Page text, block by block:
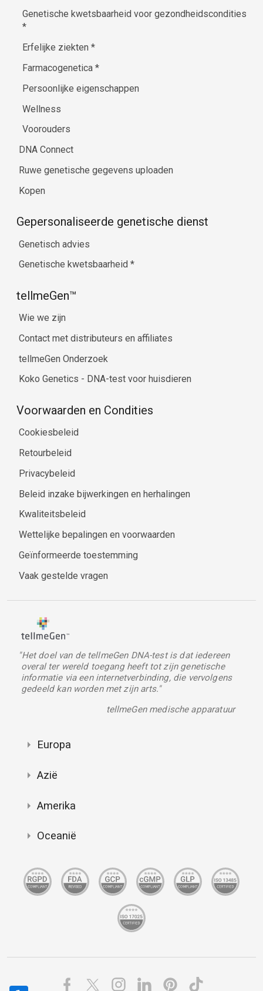
Genetische kwetsbaarheid voor gezondheidscondities
*
Erfelijke ziekten*
Farmacogenetica*
Persoonlijke eigenschappen
Wellness
Voorouders
DNA Connect
Ruwe genetische gegevens uploaden
Kopen
Gepersonaliseerde genetische dienst
Genetisch advies
Genetische kwetsbaarheid *
tellmeGen™
Wie we zijn
Contact met distributeurs en affiliates
tellmeGen Onderzoek
Koko Genetics - DNA-test voor huisdieren
Voorwaarden en Condities
Cookiesbeleid
Retourbeleid
Privacybeleid
Beleid inzake bijwerkingen en herhalingen
Kwaliteitsbeleid
Wettelijke bepalingen en voorwaarden
Geïnformeerde toestemming
Vaak gestelde vragen
"Het doel van de tellmeGen DNA-test is dat iedereen
overal ter wereld toegang heeft tot zijn genetische
informatie via een internetverbinding, die vervolgens
gedeeld kan worden met zijn arts."
tellmeGen medische apparatuur
Europa
Azië
Amerika
Oceanië